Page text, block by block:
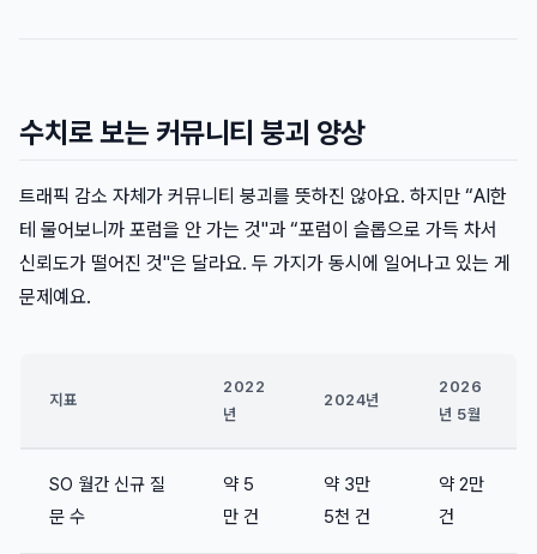
수치로 보는 커뮤니티 붕괴 양상
트래픽 감소 자체가 커뮤니티 붕괴를 뜻하진 않아요. 하지만 “AI한
테 물어보니까 포럼을 안 가는 것"과 “포럼이 슬롭으로 가득 차서
신뢰도가 떨어진 것"은 달라요. 두 가지가 동시에 일어나고 있는 게
문제예요.
지표
2022
년
2024년
2026
년 5월
SO 월간 신규 질
문 수
약 5
만 건
약 3만
5천 건
약 2만
건